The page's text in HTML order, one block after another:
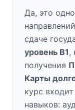
Да, это
сдаче
уровень B1,
получения
Карты
курс
навыков: